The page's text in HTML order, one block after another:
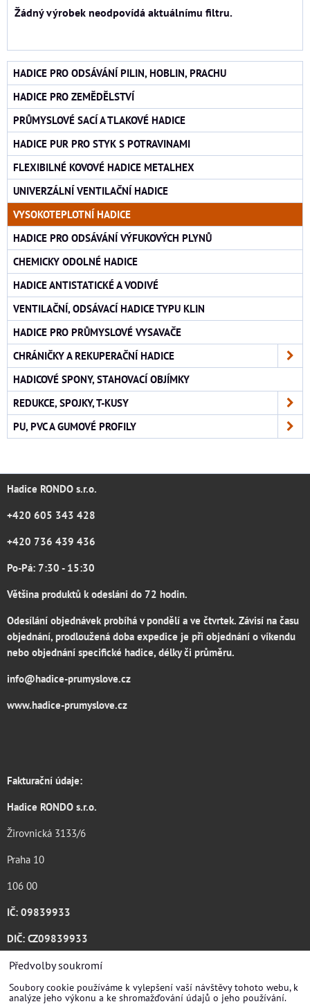
HADICE PRO ODSÁVÁNÍ PILIN, HOBLIN, PRACHU
HADICE PRO ZEMĚDĚLSTVÍ
PRŮMYSLOVÉ SACÍ A TLAKOVÉ HADICE
HADICE PUR PRO STYK S POTRAVINAMI
FLEXIBILNÉ KOVOVÉ HADICE METALHEX
UNIVERZÁLNÍ VENTILAČNÍ HADICE
VYSOKOTEPLOTNÍ HADICE
HADICE PRO ODSÁVÁNÍ VÝFUKOVÝCH PLYNŮ
CHEMICKY ODOLNÉ HADICE
HADICE ANTISTATICKÉ A VODIVÉ
VENTILAČNÍ, ODSÁVACÍ HADICE TYPU KLIN
HADICE PRO PRŮMYSLOVÉ VYSAVAČE
CHRÁNIČKY A REKUPERAČNÍ HADICE
HADICOVÉ SPONY, STAHOVACÍ OBJÍMKY
REDUKCE, SPOJKY, T-KUSY
PU, PVC A GUMOVÉ PROFILY
Hadice RONDO s.r.o.
+420 605 343 428
+420 736 439 436
Po-Pá: 7:30 - 15:30
Většina produktů k odesláni do 72 hodin.
Odesílání objednávek probíhá v pondělí a ve čtvrtek. Závisí na času
objednání, prodloužená doba expedice je při objednání o víkendu
nebo objednání specifické hadice, délky či průměru.
info@hadice-prumyslove.cz
www.hadice-prumyslove.cz
Fakturační údaje:
Hadice RONDO s.r.o.
Žirovnická 3133/6
Praha 10
106 00
IČ: 09839933
DIČ: CZ09839933
Katalog ke stažení .pdf
Předvolby soukromí
Soubory cookie používáme k vylepšení vaší návštěvy tohoto webu, k
analýze jeho výkonu a ke shromažďování údajů o jeho používání.